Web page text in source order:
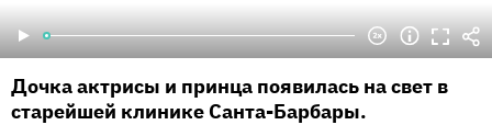
Дочка актрисы и принца появилась на свет в
старейшей клинике Санта-Барбары.